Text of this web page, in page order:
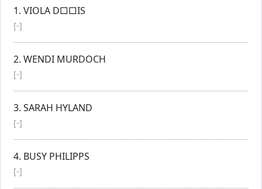
1. VIOLA D□□IS
[-]
2. WENDI MURDOCH
[-]
3. SARAH HYLAND
[-]
4. BUSY PHILIPPS
[-]